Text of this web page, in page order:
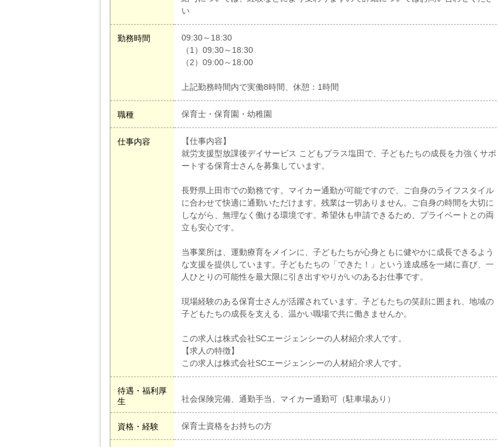
い
勤務時間
09:30～18:30
（1）09:30～18:30
（2）09:00～18:00
上記勤務時間内で実働8時間、休憩：1時間
職種 保育士・保育園・幼稚園
仕事内容
【仕事内容】
就労支援型放課後デイサービス こどもプラス塩田で、子どもたちの成長を力強くサポ
ートする保育士さんを募集しています。
長野県上田市での勤務です。マイカー通勤が可能ですので、ご自身のライフスタイル
に合わせて快適に通勤いただけます。残業は一切ありません。ご自身の時間を大切に
しながら、無理なく働ける環境です。希望休も申請できるため、プライベートとの両
立も安心です。
当事業所は、運動療育をメインに、子どもたちが心身ともに健やかに成長できるよう
な支援を提供しています。子どもたちの「できた！」という達成感を一緒に喜び、一
人ひとりの可能性を最大限に引き出すやりがいのあるお仕事です。
現場経験のある保育士さんが活躍されています。子どもたちの笑顔に囲まれ、地域の
子どもたちの成長を支える、温かい職場で共に働きませんか。
この求人は株式会社SCエージェンシーの人材紹介求人です。
【求人の特徴】
この求人は株式会社SCエージェンシーの人材紹介求人です。
待遇・福利厚
生
社会保険完備、通勤手当、マイカー通勤可（駐車場あり）
資格・経験 保育士資格をお持ちの方